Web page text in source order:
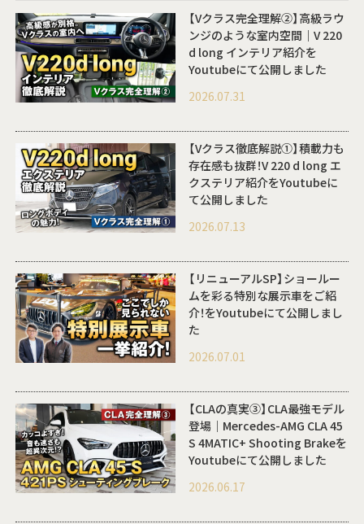
【Vクラス完全理解②】高級ラウ
ンジのような室内空間｜V 220
d long インテリア紹介を
Youtubeにて公開しました
2026.07.31
【Vクラス徹底解説①】積載力も
存在感も抜群！V 220 d long エ
クステリア紹介をYoutubeに
て公開しました
2026.07.13
【リニューアルSP】ショールー
ムを彩る特別な展示車をご紹
介！をYoutubeにて公開しまし
た
2026.07.01
【CLAの真実③】CLA最強モデル
登場｜Mercedes-AMG CLA 45
S 4MATIC+ Shooting Brakeを
Youtubeにて公開しました
2026.06.17